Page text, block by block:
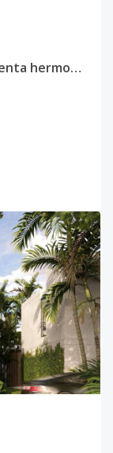
Paseo del sendero, Vistacana, en venta hermosas villas unifamiliares donde podras creas hermosos recuerdos en familia!